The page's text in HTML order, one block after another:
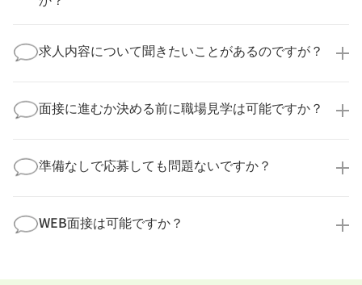
います。
業様に個人情報が送られることはありません！
より詳細な求人情報をご確認いただいた上で、転職希
求人内容について聞きたいことがあるのですが？
してお答えいたします。
勤務体制や職場の雰囲気、研修制度など、どんな小さ
す！
面接に進むか決める前に職場見学は可能ですか？
積極的に受け入れています。実際の職場環境や働く人
の様子を見ることで、より安心してご判断いただけま
ださい！
準備なしで応募しても問題ないですか？
まで、一からサポートいたします。「転職を考え始め
たばかり」「何から始めればいいか分からない」とい
WEB面接は可能ですか？
すめしていますが、企業様によってはWEB面接を導入